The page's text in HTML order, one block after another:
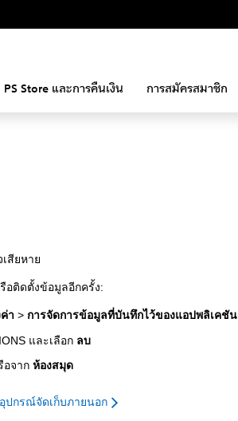
PS Store และการคืนเงิน การสมัครสมาชิก
สียหาย
อติดตั้งข้อมูลอีกครั้ง:
ค่า>การจัดการข้อมูลที่บันทึกไว้ของแอปพลิเคชัน
และเลือก ลบ
อจากห้องสมุด
ปกรณ์จัดเก็บภายนอก